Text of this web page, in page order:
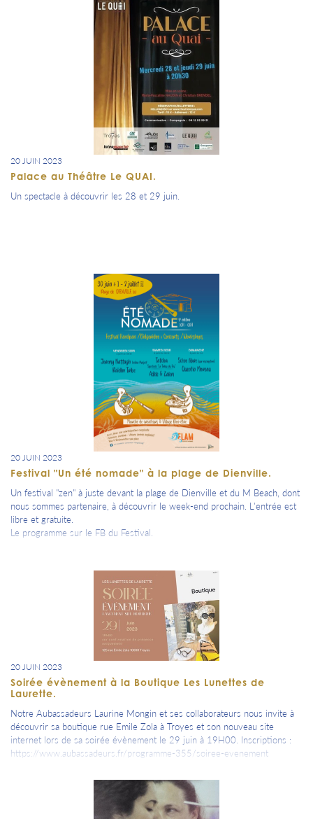
20 JUIN 2023
Palace au Théâtre Le QUAI.
Un spectacle à découvrir les 28 et 29 juin.
20 JUIN 2023
Festival "Un été nomade" à la plage de Dienville.
Un festival "zen" à juste devant la plage de Dienville et du M Beach, dont
nous sommes partenaire, à découvrir le week-end prochain. L'entrée est
libre et gratuite.
Le programme sur le FB du Festival.
20 JUIN 2023
Soirée évènement à la Boutique Les Lunettes de
Laurette.
Notre Aubassadeurs Laurine Mongin et ses collaborateurs nous invite à
découvrir sa boutique rue Emile Zola à Troyes et son nouveau site
internet lors de sa soirée évènement le 29 juin à 19H00. Inscriptions :
https://www.aubassadeurs.fr/programme-355/soiree-evenement